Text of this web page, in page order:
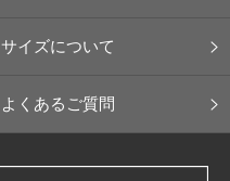
サイズについて
よくあるご質問